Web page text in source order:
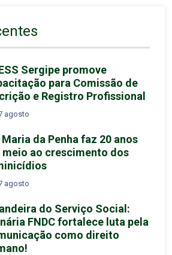
Sergipe promove
para Comissão de
e Registro Profissional
agosto
Maria da Penha faz 20 anos
meio ao crescimento dos
agosto
do Serviço Social:
FNDC fortalece luta pela
como direito